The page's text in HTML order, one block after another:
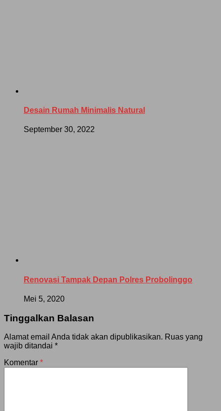
Desain Rumah Minimalis Natural
September 30, 2022
Renovasi Tampak Depan Polres Probolinggo
Mei 5, 2020
Tinggalkan Balasan
Alamat email Anda tidak akan dipublikasikan. Ruas yang
wajib ditandai *
Komentar *